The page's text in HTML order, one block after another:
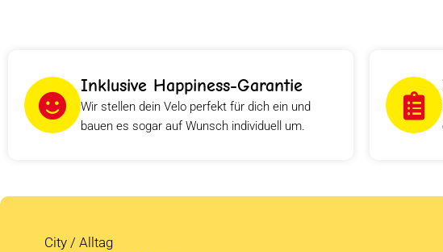
Inklusive Happiness-Garantie
Wir stellen dein Velo perfekt für dich ein und
bauen es sogar auf Wunsch individuell um.
City / Alltag